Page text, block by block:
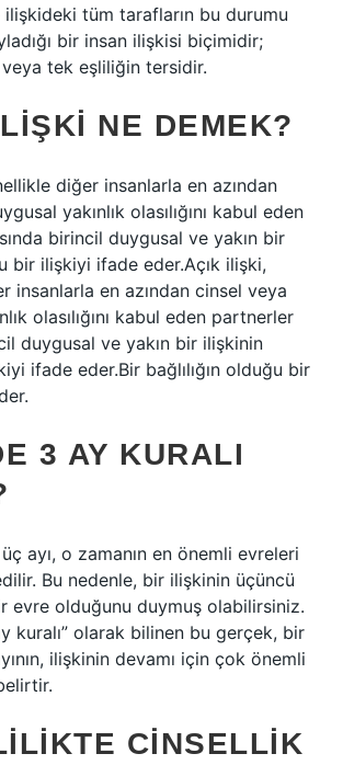
tüm tarafların bu durumu
bir insan ilişkisi biçimidir;
tek eşliliğin tersidir.
NE DEMEK?
diğer insanlarla en azından
yakınlık olasılığını kabul eden
birincil duygusal ve yakın bir
bir ilişkiyi ifade eder.Açık ilişki,
insanlarla en azından cinsel veya
olasılığını kabul eden partnerler
duygusal ve yakın bir ilişkinin
ifade eder.Bir bağlılığın olduğu bir
3 AY KURALI
ayı, o zamanın en önemli evreleri
Bu nedenle, bir ilişkinin üçüncü
evre olduğunu duymuş olabilirsiniz.
kuralı” olarak bilinen bu gerçek, bir
ilişkinin devamı için çok önemli
CINSELLIK